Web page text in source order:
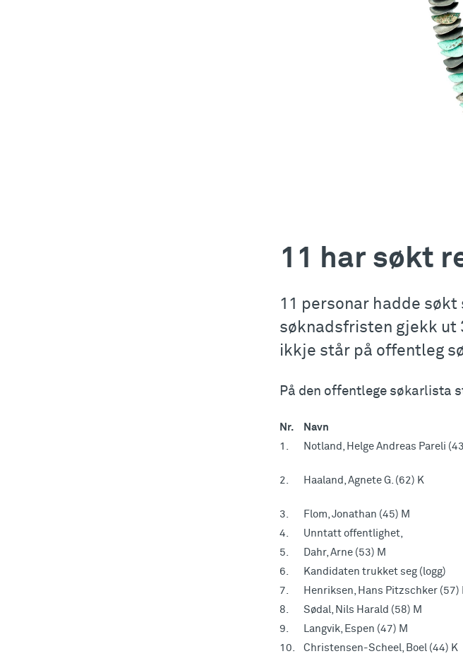
11 har søkt
11 personar hadde
søknadsfristen gjekk ut
ikkje står på offentleg
På den offentlege søkarlista
Nr. Navn
1.
Notland, Helge Andreas Pareli
2. Haaland, Agnete G. (62) K
3. Flom, Jonathan (45) M
4.
Unntatt offentlighet,
5.
Dahr, Arne (53) M
6.
Kandidaten trukket seg (logg)
7.
Henriksen, Hans Pitzschker (57)
8.
Sødal, Nils Harald (58) M
9.
Langvik, Espen (47) M
10.
Christensen-Scheel, Boel (44) K